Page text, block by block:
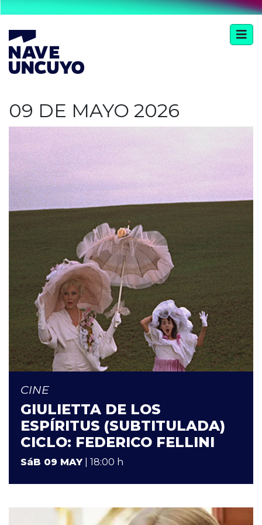
09 DE MAYO 2026
CINE
GIULIETTA DE LOS
ESPÍRITUS (SUBTITULADA)
CICLO: FEDERICO FELLINI
SáB 09 MAY| 18:00 h